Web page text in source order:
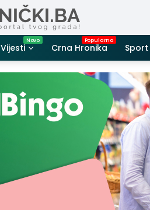
Vijesti Crna Hronika Sport